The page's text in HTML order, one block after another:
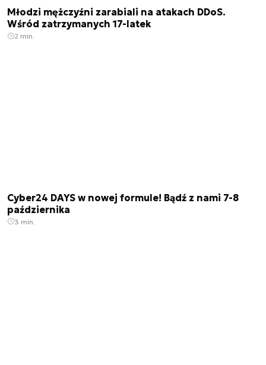
Młodzi mężczyźni zarabiali na atakach DDoS.
Wśród zatrzymanych 17-latek
2 min.
Cyber24 DAYS w nowej formule! Bądź z nami 7-8
października
3 min.